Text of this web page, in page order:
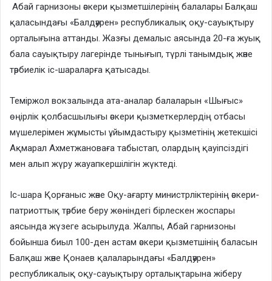
Абай гарнизоны әскери қызметшілерінің балалары Балқаш
қаласындағы «Балдәурен» республикалық оқу-сауықтыру
орталығына аттанды. Жазғы демалыс аясында 20-ға жуық
бала сауықтыру лагерінде тынығып, түрлі танымдық және
тәрбиелік іс-шараларға қатысады.
Темiржол вокзалында ата-аналар балаларын «Шығыс»
өңірлік қолбасшылығы әскери қызметкерлердің отбасы
мүшелерімен жұмысты ұйымдастыру қызметінің жетекшісі
Ақмарал Ахметжановаға табыстап, олардың қауіпсіздігі
мен алып жүру жауапкершілігін жүктеді.
Іс-шара Қорғаныс және Оқу-ағарту министрліктерінің әскери-
патриоттық тәрбие беру жөніндегі бірлескен жоспары
аясында жүзеге асырылуда. Жалпы, Абай гарнизоны
бойынша биыл 100-ден астам әскери қызметшінің баласын
Балқаш және Қонаев қалаларындағы «Балдәурен»
республикалық оқу-сауықтыру орталықтарына жіберу